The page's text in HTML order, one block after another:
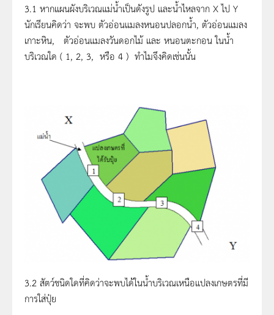
3.1 หากแผนผังบริเวณแม่น้ำเป็นดังรูป และน้ำไหลจาก X ไป Y
นักเรียนคิดว่า จะพบ ตัวอ่อนแมลงหนอนปลอกน้ำ, ตัวอ่อนแมลง
เกาะหิน, ตัวอ่อนแมลงวันดอกไม้ และ หนอนตะกอน ในน้ำ
บริเวณใด ( 1, 2, 3, หรือ 4 ) ทำไมจึงคิดเช่นนั้น
3.2 สัตว์ชนิดใดที่คิดว่าจะพบได้ในน้ำบริเวณเหนือแปลงเกษตรที่มี
การใส่ปุ๋ย